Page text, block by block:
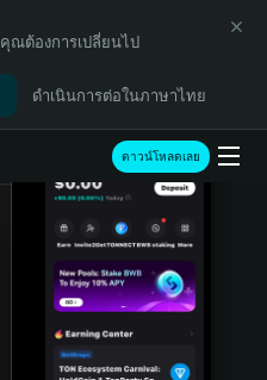
คุณต้องการเปลี่ยนไป
ดำเนินการต่อในภาษาไทย
ดาวน์โหลดเลย